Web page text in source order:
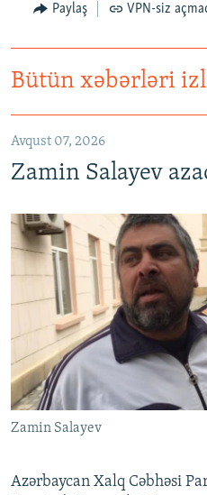
Paylaş VPN-siz
Bütün xəbərləri
Avqust 07, 2026
Zamin Salayev
Zamin Salayev
Azərbaycan Xalq Cəbhəsi